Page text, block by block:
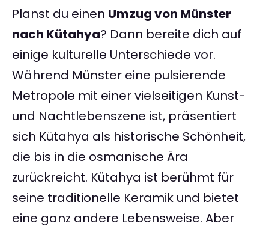
Planst du einen Umzug von Münster
nach Kütahya? Dann bereite dich auf
einige kulturelle Unterschiede vor.
Während Münster eine pulsierende
Metropole mit einer vielseitigen Kunst-
und Nachtlebenszene ist, präsentiert
sich Kütahya als historische Schönheit,
die bis in die osmanische Ära
zurückreicht. Kütahya ist berühmt für
seine traditionelle Keramik und bietet
eine ganz andere Lebensweise. Aber